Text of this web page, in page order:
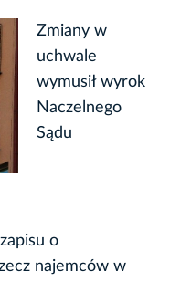
Zmiany w
uchwale
wymusił wyrok
Naczelnego
Sądu
o
najemców w